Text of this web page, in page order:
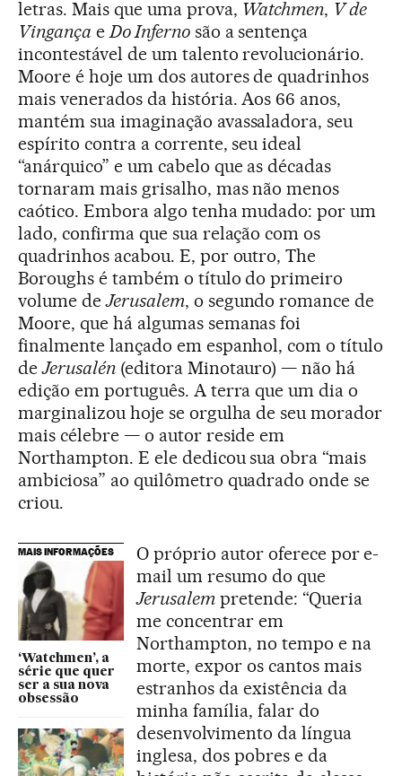
letras. Mais que uma prova, Watchmen, V de
Vingança eDo Infernosão a sentença
incontestável de um talento revolucionário.
Moore é hoje um dos autores de quadrinhos
mais venerados da história. Aos 66 anos,
mantém sua imaginação avassaladora, seu
espírito contra a corrente, seu ideal
“anárquico” e um cabelo que as décadas
tornaram mais grisalho, mas não menos
caótico. Embora algo tenha mudado: por um
lado, confirma que sua relação com os
quadrinhos acabou. E, por outro, The
Boroughs é também o título do primeiro
volume deJerusalem, o segundo romance de
Moore, que há algumas semanas foi
finalmente lançado em espanhol, com o título
deJerusalén(editora Minotauro) — não há
edição em português. A terra que um dia o
marginalizou hoje se orgulha de seu morador
mais célebre — o autor reside em
Northampton. E ele dedicou sua obra “mais
ambiciosa” ao quilômetro quadrado onde se
criou.
MAIS INFORMAÇÕES
‘Watchmen’, a
série que quer
ser a sua nova
obsessão
O próprio autor oferece por e-
mail um resumo do que
Jerusalempretende: “Queria
me concentrar em
Northampton, no tempo e na
morte, expor os cantos mais
estranhos da existência da
minha família, falar do
desenvolvimento da língua
inglesa, dos pobres e da